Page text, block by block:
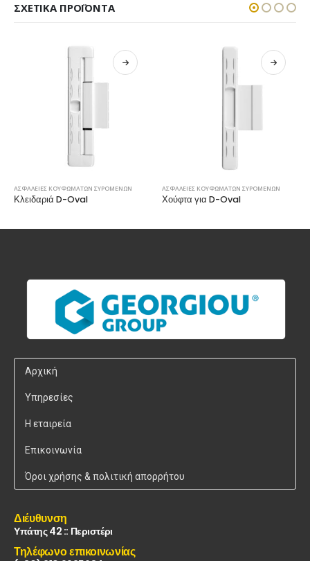
ΣΧΕΤΙΚΆ ΠΡΟΪΌΝΤΑ
ΑΣΦΑΛΕΙΕΣ ΚΟΥΦΩΜΑΤΩΝ ΣΥΡΟΜΕΝΩΝ
Κλειδαριά D-Oval
ΑΣΦΑΛΕΙΕΣ ΚΟΥΦΩΜΑΤΩΝ ΣΥΡΟΜΕΝΩΝ
Χούφτα για D-Oval
Αρχική
Υπηρεσίες
Η εταιρεία
Επικοινωνία
Όροι χρήσης & πολιτική απορρήτου
Διέυθυνση
Υπάτης 42 :: Περιστέρι
Τηλέφωνο επικοινωνίας